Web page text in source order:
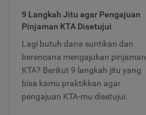
9 Langkah Jitu agar Pengajuan
Pinjaman KTA Disetujui
Lagi butuh dana suntikan dan
berencana mengajukan pinjaman
KTA? Berikut 9 langkah jitu yang
bisa kamu praktikkan agar
pengajuan KTA-mu disetujui.